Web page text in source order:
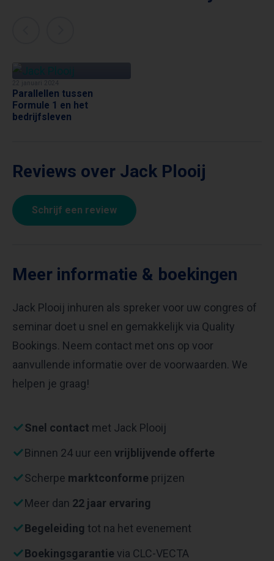
Parallellen tussen
Formule 1 en het
bedrijfsleven
Reviews over Jack Plooij
Schrijf een review
Meer informatie & boekingen
Jack Plooij inhuren als spreker voor uw congres of
seminar doet u snel en gemakkelijk via Quality
Bookings. Neem contact met ons op voor
aanvullende informatie over de voorwaarden. We
helpen je graag!
Snel contact met Jack Plooij
Binnen 24 uur een vrijblijvende offerte
Scherpe marktconforme prijzen
Meer dan 22 jaar ervaring
Begeleiding tot na het evenement
Boekingsgarantie via CLC-VECTA